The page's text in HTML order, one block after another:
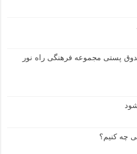
پستی مجموعه فرهنگی راه نور
چه کنیم؟